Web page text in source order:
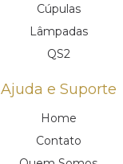
Cúpulas
Lâmpadas
QS2
Ajuda e Suporte
Home
Contato